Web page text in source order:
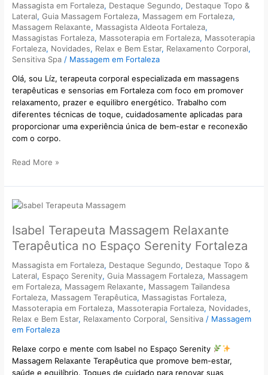
Massagista em Fortaleza, Destaque Segundo, Destaque Topo &
Lateral,Guia Massagem Fortaleza, Massagem em Fortaleza,
Massagem Relaxante, Massagista Aldeota Fortaleza,
Massagistas Fortaleza, Massoterapia em Fortaleza, Massoterapia
Fortaleza, Novidades, Relax e Bem Estar, Relaxamento Corporal,
Sensitiva Spa / Massagem em Fortaleza
Olá, sou Líz, terapeuta corporal especializada em massagens
terapêuticas e sensorias em Fortaleza com foco em promover
relaxamento, prazer e equilibro energético. Trabalho com
diferentes técnicas de toque, cuidadosamente aplicadas para
proporcionar uma experiência única de bem-estar e reconexão
com o corpo.
Read More »
Isabel Terapeuta Massagem Relaxante
Terapêutica no Espaço Serenity Fortaleza
Massagista em Fortaleza, Destaque Segundo, Destaque Topo &
Lateral, Espaço Serenity,Guia Massagem Fortaleza, Massagem
em Fortaleza, Massagem Relaxante, Massagem Tailandesa
Fortaleza, Massagem Terapêutica, Massagistas Fortaleza,
Massoterapia em Fortaleza, Massoterapia Fortaleza, Novidades,
Relax e Bem Estar, Relaxamento Corporal, Sensitiva / Massagem
em Fortaleza
Relaxe corpo e mente com Isabel no Espaço Serenity
Massagem Relaxante Terapêutica que promove bem-estar,
saúde e equilíbrio. Toques de cuidado para renovar suas
Isabel
Massagem
Relaxante
Terapêutica
no
Espaço
Serenity
Fortaleza